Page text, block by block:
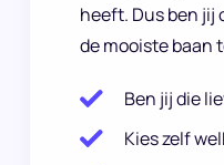
heeft. Dus ben jij
de mooiste baan
Ben jij die
Kies zelf